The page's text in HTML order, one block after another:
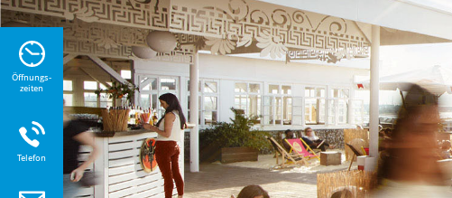
Öffnungs-
zeiten
Telefon
Sie
zu